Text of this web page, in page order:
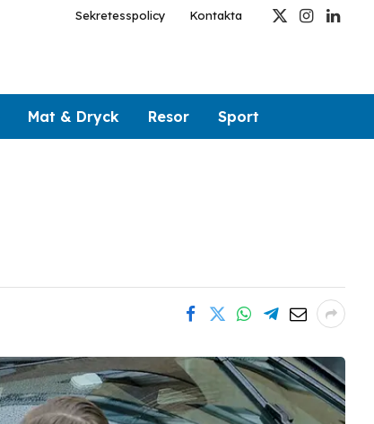
Sekretesspolicy Kontakta
X
Instagram
Mat & Dryck Resor Sport